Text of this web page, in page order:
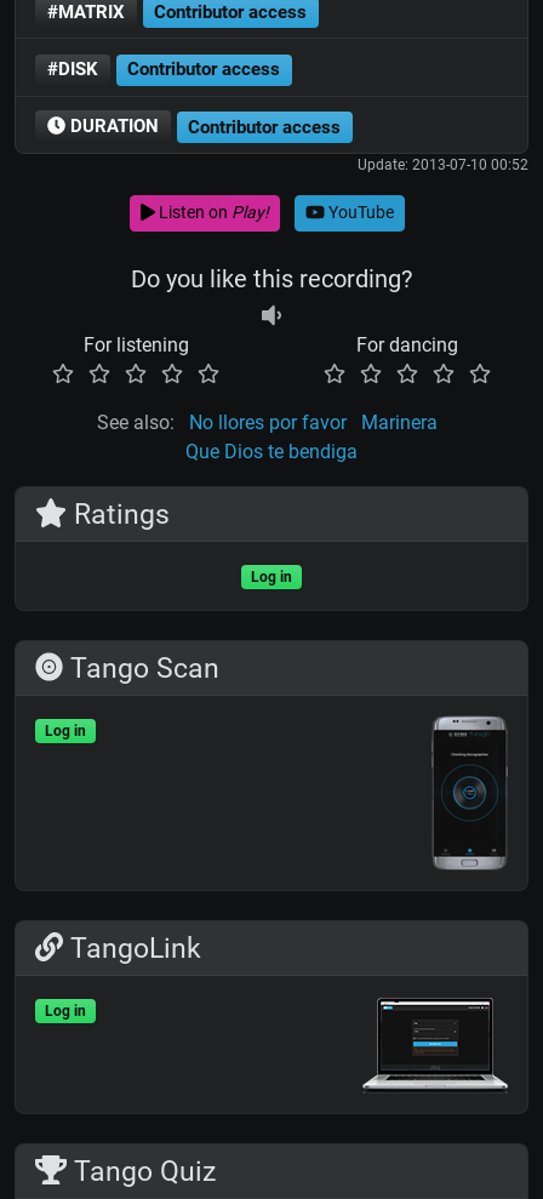
#MATRIX Contributor access
#DISK Contributor access
DURATION Contributor access
Update: 2013-07-10 00:52
Listen on Play! YouTube
Do you like this recording?
For listening For dancing
See also: No llores por favor
Marinera
Que Dios te bendiga
Ratings
Log in
Tango Scan
Log in
TangoLink
Log in
Tango Quiz